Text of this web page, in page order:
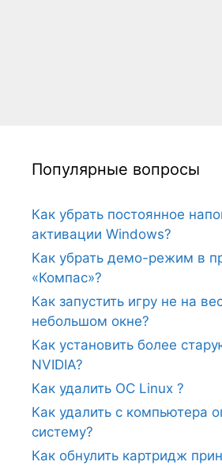
Популярные вопросы
Как убрать постоянное
активации Windows?
Как убрать демо-режим в
«Компас»?
Как запустить игру не на
небольшом окне?
Как установить более
NVIDIA?
Как удалить ОС Linux ?
Как удалить с компьютера
систему?
Как обнулить картридж